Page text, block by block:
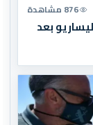
876 مشاهدة
بعد